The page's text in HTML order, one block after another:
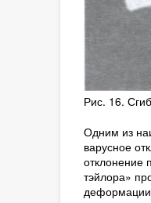
Рис. 16.
Одним из
варусное
отклонение
тэйлора»
деформации